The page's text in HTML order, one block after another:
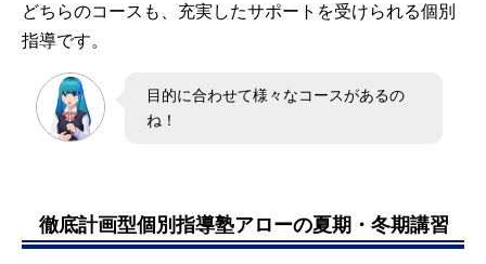
どちらのコースも、充実したサポートを受けられる個別
指導です。
目的に合わせて様々なコースがあるの
ね！
徹底計画型個別指導塾アローの夏期・冬期講習